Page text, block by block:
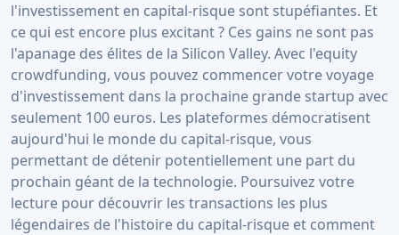
l'investissement en capital-risque sont stupéfiantes. Et
ce qui est encore plus excitant ? Ces gains ne sont pas
l'apanage des élites de la Silicon Valley. Avec l'equity
crowdfunding, vous pouvez commencer votre voyage
d'investissement dans la prochaine grande startup avec
seulement 100 euros. Les plateformes démocratisent
aujourd'hui le monde du capital-risque, vous
permettant de détenir potentiellement une part du
prochain géant de la technologie. Poursuivez votre
lecture pour découvrir les transactions les plus
légendaires de l'histoire du capital-risque et comment